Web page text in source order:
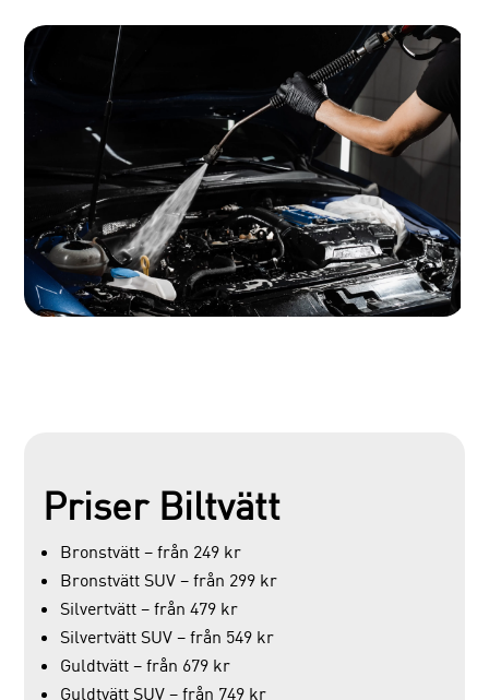
Priser Biltvätt
Bronstvätt – från 249 kr
Bronstvätt SUV – från 299 kr
Silvertvätt – från 479 kr
Silvertvätt SUV – från 549 kr
Guldtvätt – från 679 kr
Guldtvätt SUV – från 749 kr